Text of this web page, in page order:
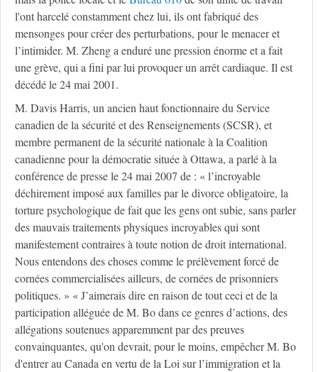
l'ont harcelé constamment chez lui, ils ont fabriqué des
mensonges pour créer des perturbations, pour le menacer et
l’intimider. M. Zheng a enduré une pression énorme et a fait
une grève, qui a fini par lui provoquer un arrêt cardiaque. Il est
décédé le 24 mai 2001.
M. Davis Harris, un ancien haut fonctionnaire du Service
canadien de la sécurité et des Renseignements (SCSR), et
membre permanent de la sécurité nationale à la Coalition
canadienne pour la démocratie située à Ottawa, a parlé à la
conférence de presse le 24 mai 2007 de : « l’incroyable
déchirement imposé aux familles par le divorce obligatoire, la
torture psychologique de fait que les gens ont subie, sans parler
des mauvais traitements physiques incroyables qui sont
manifestement contraires à toute notion de droit international.
Nous entendons des choses comme le prélèvement forcé de
cornées commercialisées ailleurs, de cornées de prisonniers
politiques. » « J’aimerais dire en raison de tout ceci et de la
participation alléguée de M. Bo dans ce genres d’actions, des
allégations soutenues apparemment par des preuves
convainquantes, qu'on devrait, pour le moins, empêcher M. Bo
d'entrer au Canada en vertu de la Loi sur l’immigration et la